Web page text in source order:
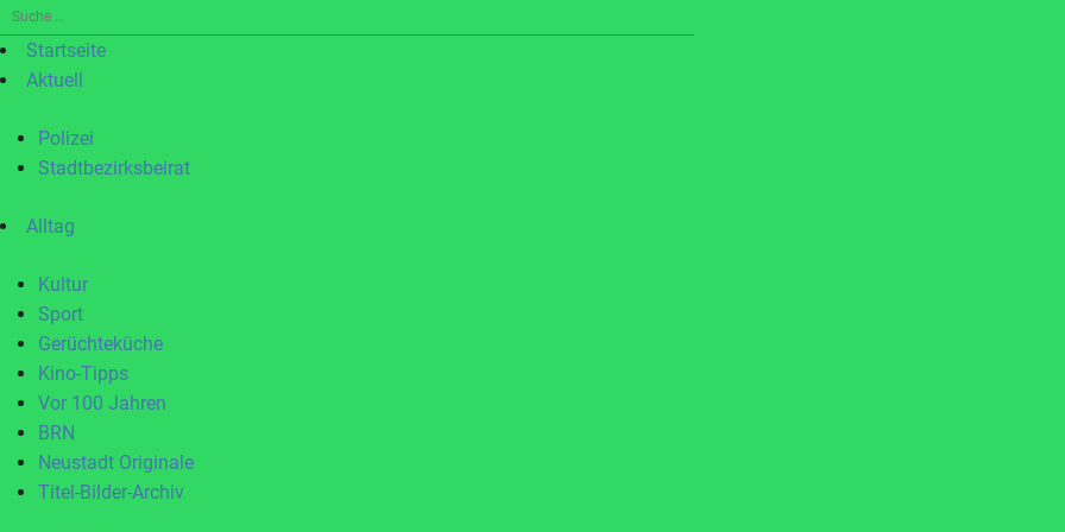
Suche
nach:Startseite
Aktuell
Polizei
Stadtbezirksbeirat
Alltag
Kultur
Sport
Gerüchteküche
Kino-Tipps
Vor 100 Jahren
BRN
Neustadt Originale
Titel-Bilder-Archiv